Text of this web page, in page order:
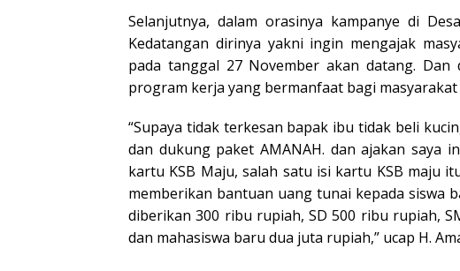
Selanjutnya, dalam orasinya kampanye di
Kedatangan dirinya yakni ingin mengajak
pada tanggal 27 November akan datang.
program kerja yang bermanfaat bagi masyarakat
“Supaya tidak terkesan bapak ibu tidak beli
dan dukung paket AMANAH. dan ajakan saya
kartu KSB Maju, salah satu isi kartu KSB maju
memberikan bantuan uang tunai kepada siswa
diberikan 300 ribu rupiah, SD 500 ribu rupiah,
dan mahasiswa baru dua juta rupiah,” ucap H.